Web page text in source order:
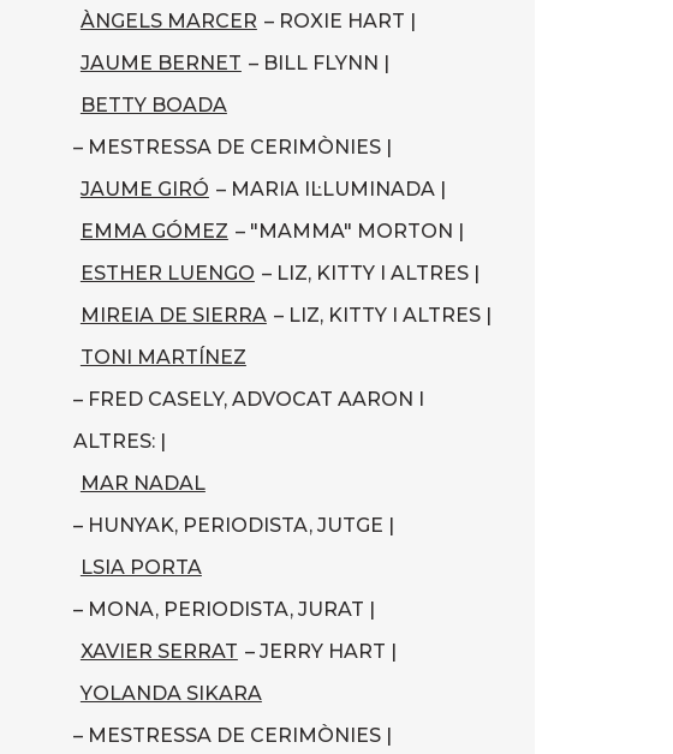
ÀNGELS MARCER – ROXIE HART |
JAUME BERNET – BILL FLYNN |
BETTY BOADA
– MESTRESSA DE CERIMÒNIES |
JAUME GIRÓ – MARIA IL·LUMINADA |
EMMA GÓMEZ – "MAMMA" MORTON |
ESTHER LUENGO – LIZ, KITTY I ALTRES |
MIREIA DE SIERRA – LIZ, KITTY I ALTRES |
TONI MARTÍNEZ
– FRED CASELY, ADVOCAT AARON I
ALTRES: |
MAR NADAL
– HUNYAK, PERIODISTA, JUTGE |
LSIA PORTA
– MONA, PERIODISTA, JURAT |
XAVIER SERRAT – JERRY HART |
YOLANDA SIKARA
– MESTRESSA DE CERIMÒNIES |